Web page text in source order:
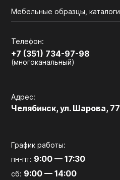
Мебельные образцы, каталоги
Телефон:
+7 (351) 734-97-98
(многоканальный)
Адрес:
Челябинск, ул. Шарова, 77
График работы:
пн-пт: 9:00 — 17:30
сб: 9:00 — 14:00